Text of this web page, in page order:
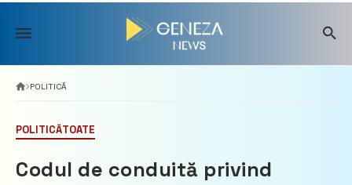
Skip
content
POLITICĂ
POLITICĂTOATE
Codul de conduită privind